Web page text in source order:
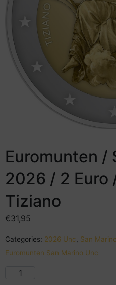
Euromunten /
2026 / 2 Euro
Tiziano
€31,95
Categories: 2026 Unc San
Euromunten San Marino Unc